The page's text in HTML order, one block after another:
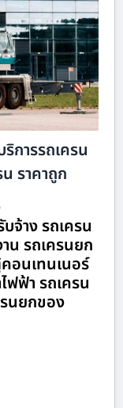
การรถเครน
น ราคาถูก
จ้าง รถเครน
าน รถเครนยก
อนเทนเนอร์
ฟฟ้า รถเครน
นยกของ